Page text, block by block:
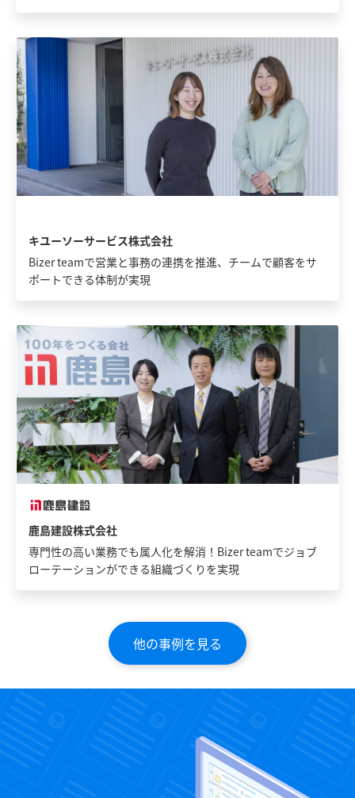
キユーソーサービス株式会社
Bizer teamで営業と事務の連携を推進、チームで顧客をサ
ポートできる体制が実現
鹿島建設株式会社
専門性の高い業務でも属人化を解消！Bizer teamでジョブ
ローテーションができる組織づくりを実現
他の事例を見る